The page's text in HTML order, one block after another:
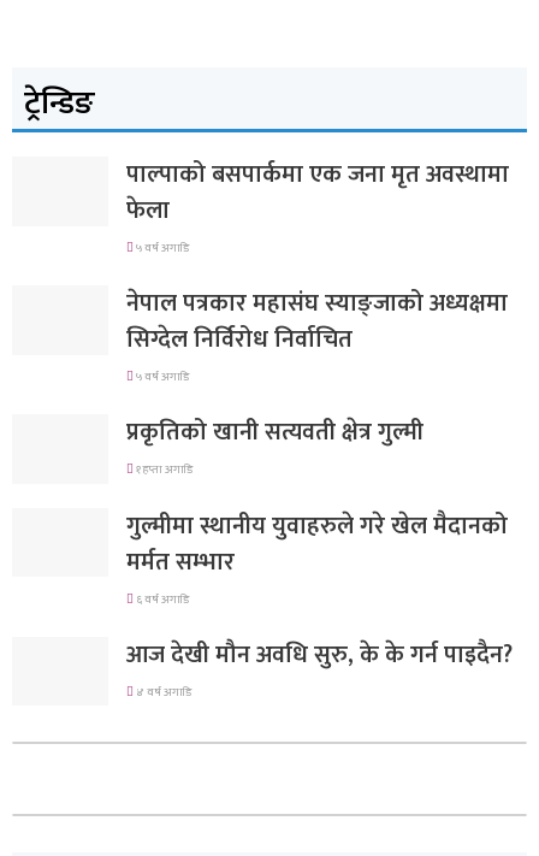
ट्रेन्डिङ
पाल्पाको बसपार्कमा एक जना मृत अवस्थामा
फेला
५ वर्ष अगाडि
नेपाल पत्रकार महासंघ स्याङ्जाको अध्यक्षमा
सिग्देल निर्विरोध निर्वाचित
५ वर्ष अगाडि
प्रकृतिको खानी सत्यवती क्षेत्र गुल्मी
१ हप्ता अगाडि
गुल्मीमा स्थानीय युवाहरुले गरे खेल मैदानको
मर्मत सम्भार
६ वर्ष अगाडि
आज देखी मौन अवधि सुरु, के के गर्न पाइदैन?
४ वर्ष अगाडि